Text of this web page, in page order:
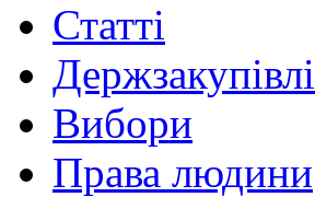
Статті
Держзакупівлі
Вибори
Права людини